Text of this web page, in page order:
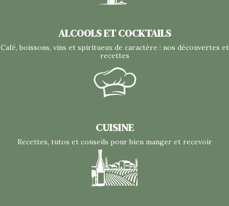
ALCOOLS ET COCKTAILS
Café, boissons, vins et spiritueux de caractère : nos découvertes et
recettes
CUISINE
Recettes, tutos et conseils pour bien manger et recevoir